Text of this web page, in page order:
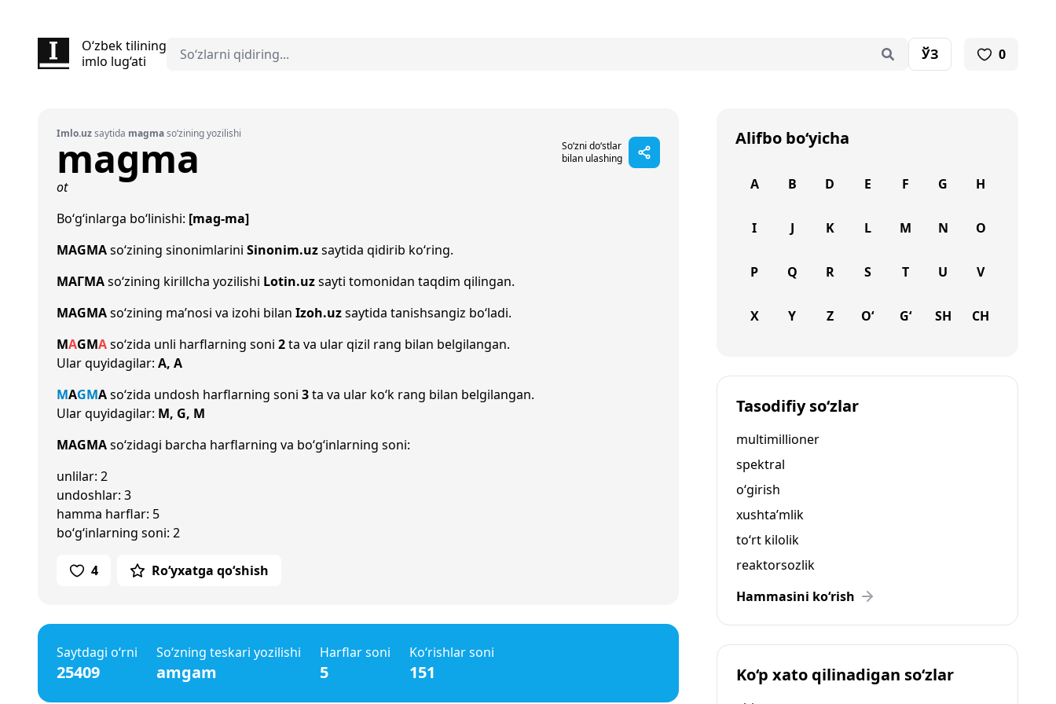
O‘zbek tilining
imlo lug‘ati
ЎЗ 0
Imlo.uzsaytida magmaso‘zining yozilishi
magma
So‘zni do‘stlar
bilan ulashing
ot
Bo‘g‘inlarga bo‘linishi: [mag-ma]
MAGMAso‘zining sinonimlarini Sinonim.uzsaytida qidirib ko‘ring.
МАГМАso‘zining kirillcha yozilishi Lotin.uzsayti tomonidan taqdim qilingan.
MAGMAso‘zining ma’nosi va izohi bilan Izoh.uzsaytida tanishsangiz bo‘ladi.
MAGMAso‘zida unli harflarning soni 2ta va ular qizil rang bilan belgilangan.
Ular quyidagilar: A, A
MAGMAso‘zida undosh harflarning soni 3ta va ular ko‘k rang bilan belgilangan.
Ular quyidagilar: M, G, M
MAGMAso‘zidagi barcha harflarning va bo‘g‘inlarning soni:
unlilar: 2
undoshlar: 3
hamma harflar: 5
bo‘g‘inlarning soni: 2
4 Ro‘yxatga qo‘shish
Saytdagi o‘rni
25409
So‘zning teskari yozilishi
amgam
Harflar soni
5
Ko‘rishlar soni
151
Alifbo bo‘yicha
A B D E F G H
I J K L M N O
P Q R S T U V
X Y Z O‘ G‘ SH CH
Tasodifiy so‘zlar
multimillioner
spektral
o‘girish
xushta’mlik
to‘rt kilolik
reaktorsozlik
Hammasini ko‘rish
Ko‘p xato qilinadigan so‘zlar